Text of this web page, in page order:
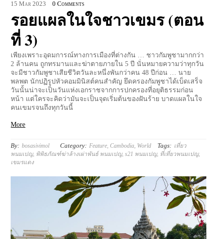
15 Mar 2023 0 Comments
รอยแผลในใจชาวเขมร (ตอน
ที่ 3)
เพียงเพราะอุดมการณ์ทางการเมืองที่ต่างกัน … ชาวกัมพูชามากกว่า
2 ล้านคน ถูกทรมานและฆ่าตายภายใน 5 ปี นั่นหมายความว่าทุกวัน
จะมีชาวกัมพูชาเสียชีวิตวันละหนึ่งพันกว่าคน 48 ปีก่อน … นาย
พลพต นักปฏิรูปหัวคอมมินิสต์คนสำคัญ ยึดครองกัมพูชาได้เบ็ดเสร็จ
วันนั้นน่าจะเป็นวันแห่งเอกราชจากการปกครองที่อยุติธรรมก่อน
หน้า แต่ใครจะคิดว่ามันจะเป็นจุดเริ่มต้นของฝันร้าย บาดแผลในใจ
คนเขมรจนถึงทุกวันนี้
More
By: bosasivimol Category: Feature,Cambodia, World Tags: เที่ยว
พนมเปญ, พิพิธภัณฑ์ฆ่าล้างเผ่าพันธ์ พนมเปญ,s21 พนมเปญ, ที่เที่ยวพนมเปญ,
เขมรแดง